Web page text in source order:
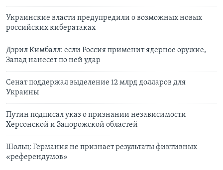
Украинские власти предупредили о возможных новых
российских кибератаках
Дэрил Кимбалл: если Россия применит ядерное оружие,
Запад нанесет по ней удар
Сенат поддержал выделение 12 млрд долларов для
Украины
Путин подписал указ о признании независимости
Херсонской и Запорожской областей
Шольц: Германия не признает результаты фиктивных
«референдумов»